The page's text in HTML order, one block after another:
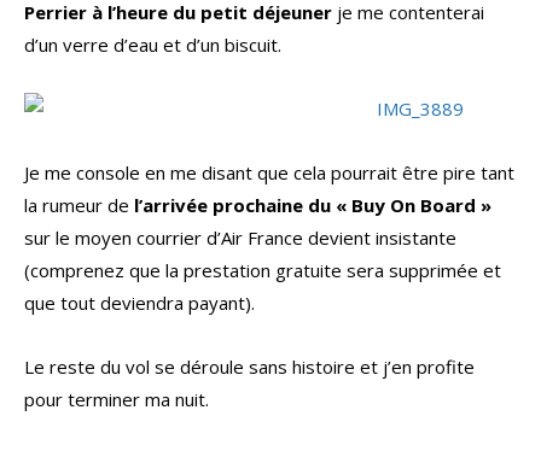
Perrier à l’heure du petit déjeuner je me contenterai
d’un verre d’eau et d’un biscuit.
Je me console en me disant que cela pourrait être pire tant
la rumeur de l’arrivée prochaine du « Buy On Board »
sur le moyen courrier d’Air France devient insistante
(comprenez que la prestation gratuite sera supprimée et
que tout deviendra payant).
Le reste du vol se déroule sans histoire et j’en profite
pour terminer ma nuit.